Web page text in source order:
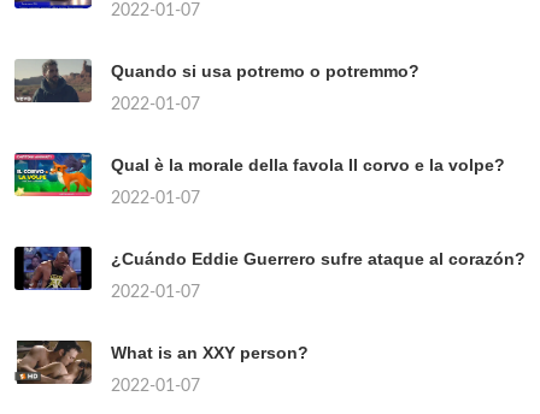
2022-01-07
Quando si usa potremo o potremmo?
2022-01-07
Qual è la morale della favola Il corvo e la volpe?
2022-01-07
¿Cuándo Eddie Guerrero sufre ataque al corazón?
2022-01-07
What is an XXY person?
2022-01-07